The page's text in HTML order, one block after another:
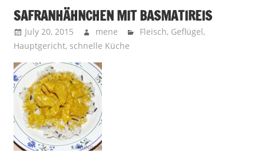
SAFRANHÄHNCHEN MIT BASMATIREIS
July 20, 2015 mene Fleisch, Geflügel,
Hauptgericht, schnelle Küche